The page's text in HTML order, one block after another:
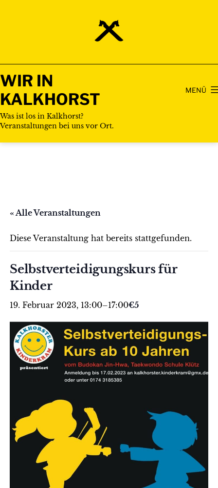
WIR IN
KALKHORST
Was ist los in Kalkhorst?
Veranstaltungen bei uns vor Ort.
MENÜ
« Alle Veranstaltungen
Diese Veranstaltung hat bereits stattgefunden.
Selbstverteidigungskurs für
Kinder
19. Februar 2023, 13:00–17:00€5